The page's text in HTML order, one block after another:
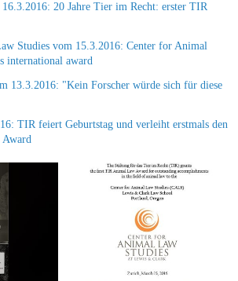
20 Jahre Tier im Recht: erster TIR
Studies vom 15.3.2016: Center for Animal
international award
13.3.2016: "Kein Forscher würde sich für diese
TIR feiert Geburtstag und verleiht erstmals den